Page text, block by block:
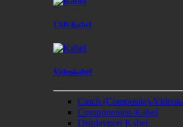
USB-Kabel
Videokabel
Cinch (Composite)-
Componenten-Kabel
Displayport Kabel